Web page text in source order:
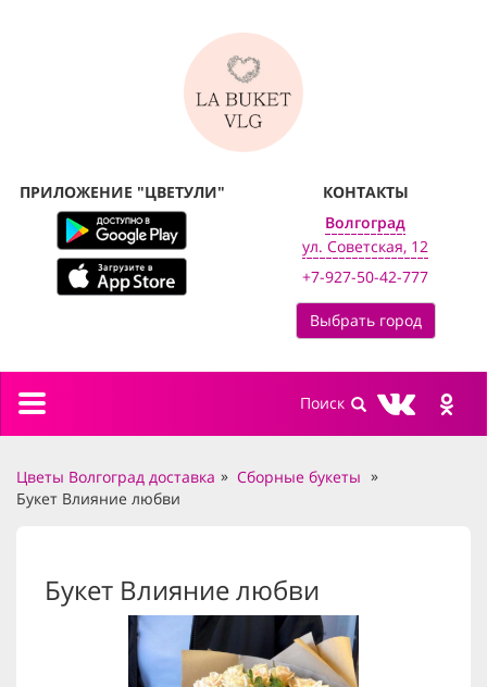
ПРИЛОЖЕНИЕ "ЦВЕТУЛИ"
КОНТАКТЫ
Волгоград
ул. Советская, 12
+7-927-50-42-777
Выбрать город
Toggle
Цветы Волгоград доставка
Сборные букеты
Букет Влияние любви
Букет Влияние любви